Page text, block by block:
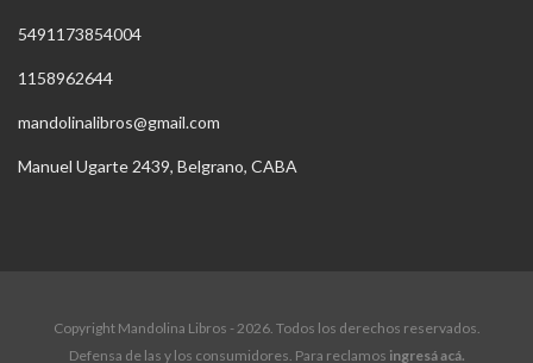
5491173854004
1158962644
mandolinalibros@gmail.com
Manuel Ugarte 2439, Belgrano, CABA
Copyright Mandolina Libros - 2026. Todos los derechos reservados.
Defensa de las y los consumidores. Para reclamos ingresá acá.